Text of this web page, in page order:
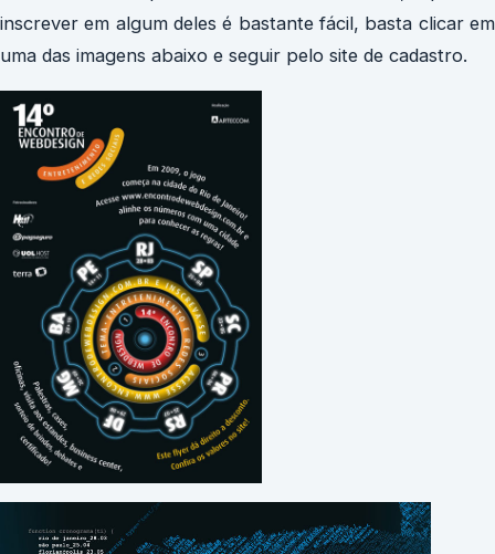
inscrever em algum deles é bastante fácil, basta clicar em
uma das imagens abaixo e seguir pelo site de cadastro.